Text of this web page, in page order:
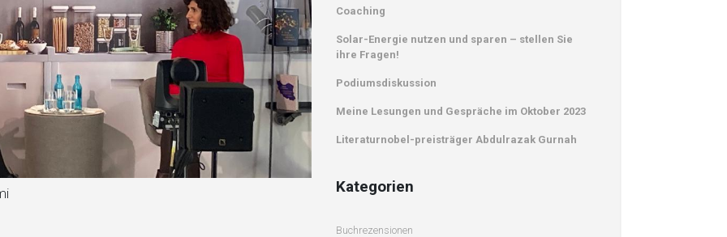
Coaching
Solar-Energie nutzen und sparen – stellen Sie
ihre Fragen!
Podiumsdiskussion
Meine Lesungen und Gespräche im Oktober 2023
Literaturnobel-preisträger Abdulrazak Gurnah
Kategorien
Buchrezensionen